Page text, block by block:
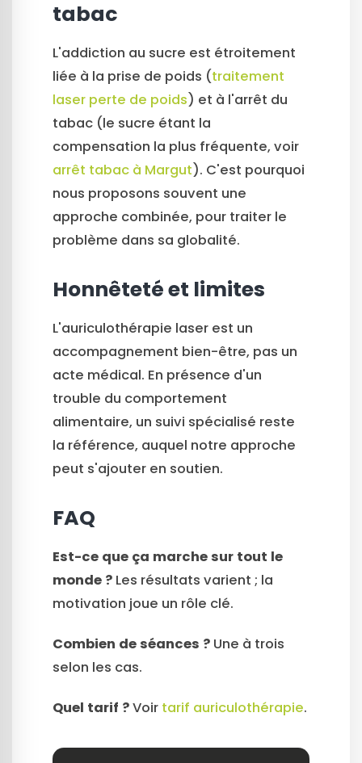
tabac
L'addiction au sucre est étroitement
liée à la prise de poids (traitement
laser perte de poids) et à l'arrêt du
tabac (le sucre étant la
compensation la plus fréquente, voir
arrêt tabac à Margut). C'est pourquoi
nous proposons souvent une
approche combinée, pour traiter le
problème dans sa globalité.
Honnêteté et limites
L'auriculothérapie laser est un
accompagnement bien-être, pas un
acte médical. En présence d'un
trouble du comportement
alimentaire, un suivi spécialisé reste
la référence, auquel notre approche
peut s'ajouter en soutien.
FAQ
Est-ce que ça marche sur tout le
monde ? Les résultats varient ; la
motivation joue un rôle clé.
Combien de séances ? Une à trois
selon les cas.
Quel tarif ?Voir tarif auriculothérapie.